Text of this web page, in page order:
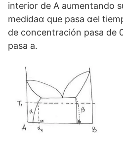
interior de A aumentando
medidaα que pasa αel
de concentración pasa de
pasa a.